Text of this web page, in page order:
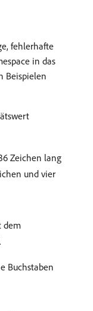
fehlerhafte
in das
Beispielen
Zeichen lang
und vier
dem
Buchstaben